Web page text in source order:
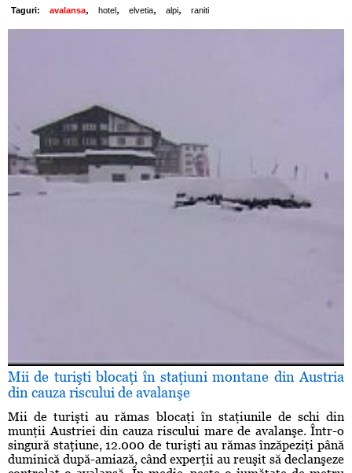
Taguri: avalansa, hotel , elvetia, alpi, raniti
Mii de turişti blocaţi în staţiuni montane din Austria
din cauza riscului de avalanşe
Mii de turişti au rămas blocaţi în staţiunile de schi din
munţii Austriei din cauza riscului mare de avalanşe. Într-o
singură staţiune, 12.000 de turişti au rămas înzăpeziţi până
duminică după-amiază, când experţii au reuşit să declanşeze